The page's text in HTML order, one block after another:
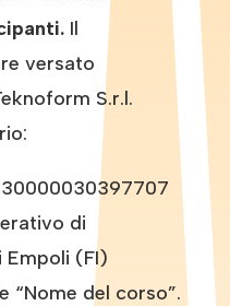
Il
versato
S.r.l.
di
Empoli (FI)
“Nome del corso”.